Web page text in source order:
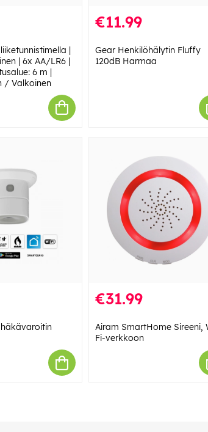
|
| 6x AA/LR6 |
6 m |
/ Valkoinen
€11.99
Gear Henkilöhälytin Fluffy
120dB Harmaa
€31.99
Airam SmartHome Sireeni,
Fi-verkkoon